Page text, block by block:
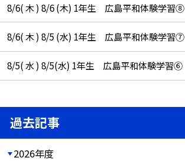
8/6( 木 ) 8/6 (木) 1年生 広島平和体験学習⑧
8/6( 木 ) 8/5 (水) 1年生 広島平和体験学習⑦
8/5( 水 ) 8/5(水) 1年生 広島平和体験学習⑥
過去記事
2026年度